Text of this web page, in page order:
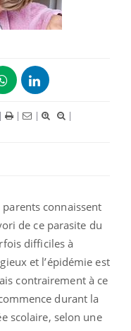
| | |
|
connaissent
de ce parasite du
difficiles à
et l’épidémie est
contrairement à ce
durant la
scolaire, selon une